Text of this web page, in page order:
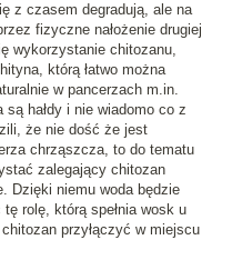
z czasem degradują, ale na
fizyczne nałożenie drugiej
wykorzystanie chitozanu,
którą łatwo można
w pancerzach m.in.
hałdy i nie wiadomo co z
że nie dość że jest
chrząszcza, to do tematu
zalegający chitozan
Dzięki niemu woda będzie
tę rolę, którą spełnia wosk u
przyłączyć w miejscu